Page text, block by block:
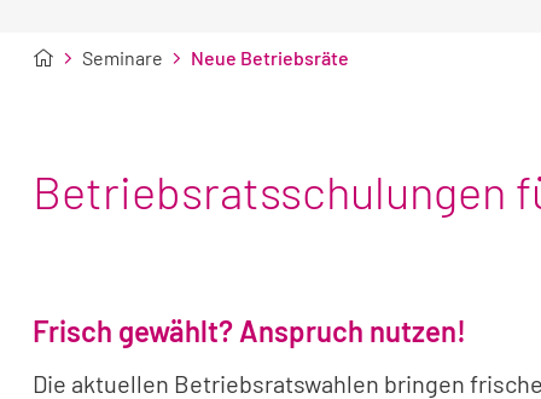
Seminare Neue Betriebsräte
Betriebsratsschulungen
Frisch gewählt? Anspruch nutzen!
Die aktuellen Betriebsratswahlen bringen